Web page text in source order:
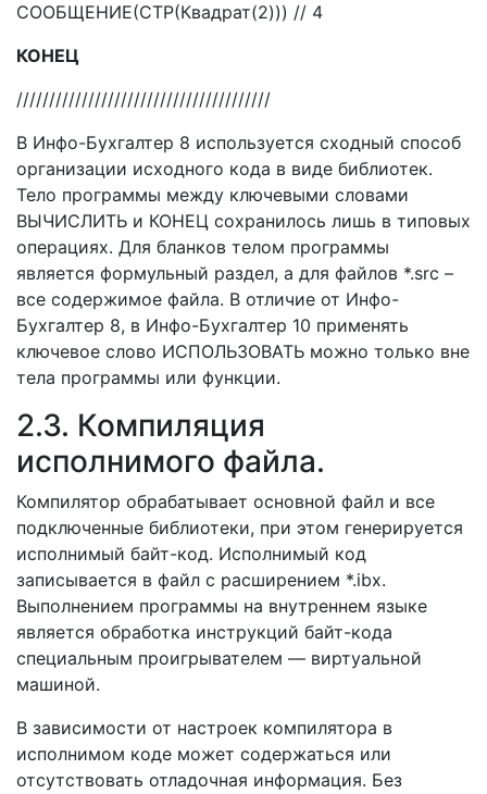
СООБЩЕНИЕ(СТР(Квадрат(2))) // 4
КОНЕЦ
///////////////////////////////////////
В Инфо-Бухгалтер 8 используется сходный способ
организации исходного кода в виде библиотек.
Тело программы между ключевыми словами
ВЫЧИСЛИТЬ и КОНЕЦ сохранилось лишь в типовых
операциях. Для бланков телом программы
является формульный раздел, а для файлов *.src –
все содержимое файла. В отличие от Инфо-
Бухгалтер 8, в Инфо-Бухгалтер 10 применять
ключевое слово ИСПОЛЬЗОВАТЬ можно только вне
тела программы или функции.
2.3. Компиляция
исполнимого файла.
Компилятор обрабатывает основной файл и все
подключенные библиотеки, при этом генерируется
исполнимый байт-код. Исполнимый код
записывается в файл с расширением *.ibx.
Выполнением программы на внутреннем языке
является обработка инструкций байт-кода
специальным проигрывателем — виртуальной
машиной.
В зависимости от настроек компилятора в
исполнимом коде может содержаться или
отсутствовать отладочная информация. Без